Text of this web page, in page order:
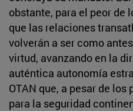
obstante, para el peor de
que las relaciones
volverán a ser como
virtud, avanzando en la
auténtica autonomía
OTAN que, a pesar de
para la seguridad